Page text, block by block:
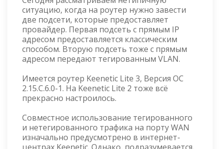
ситуацию, когда на роутер нужно завести
две подсети, которые предоставляет
провайдер. Первая подсеть с прямым IP
адресом предоставляется классическим
способом. Вторую подсеть тоже с прямым
адресом передают тегированным VLAN.
Имеется роутер Keenetic Lite 3, Версия ОС
2.15.C.6.0-1. На Keenetic Lite 2 тоже всё
прекрасно настроилось.
Совместное использование тегированного
и нетегированного трафика на порту WAN
изначально предусмотрено в интернет-